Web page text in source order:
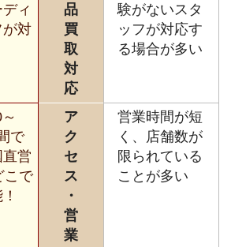
ィ
が対
品
買
取
対
応
験がないスタ
ッフが対応す
る場合が多い
で
営
こで
ア
ク
セ
ス
・
営
業
営業時間が短
く、店舗数が
限られている
ことが多い